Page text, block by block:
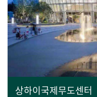
상하이국제무도센터